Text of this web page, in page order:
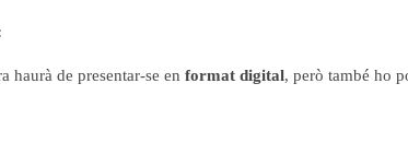
haurà de presentar-se en format digital, però també ho